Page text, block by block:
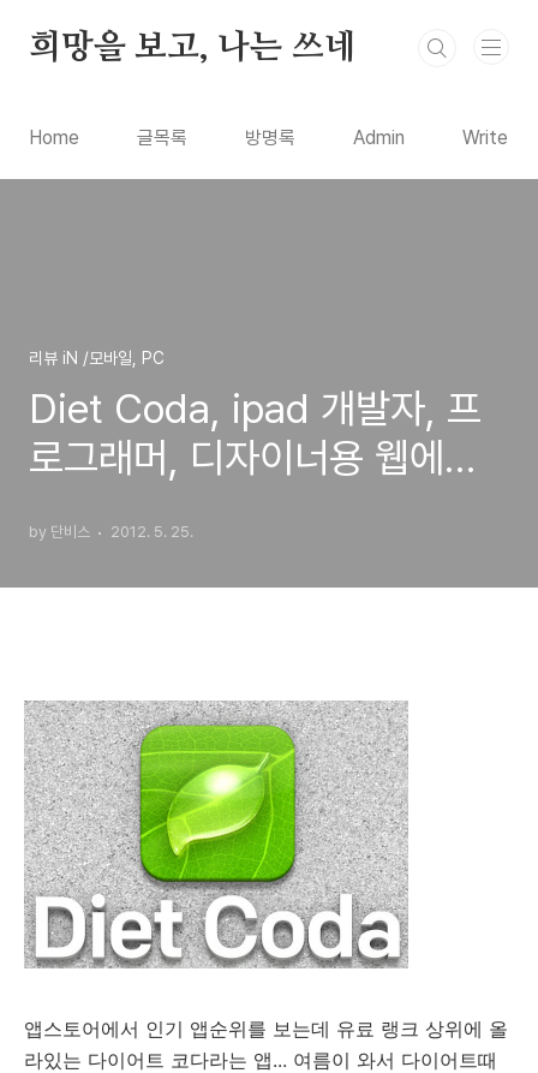
희망을 보고, 나는 쓰네
Home 글목록 방명록 Admin Write
리뷰 iN /모바일, PC
Diet Coda, ipad 개발자, 프
로그래머, 디자이너용 웹에디
by 단비스 2012. 5. 25.
앱스토어에서 인기 앱순위를 보는데 유료 랭크 상위에 올
라있는 다이어트 코다라는 앱... 여름이 와서 다이어트때